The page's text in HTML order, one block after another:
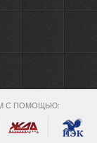
С ПОМОЩЬЮ: